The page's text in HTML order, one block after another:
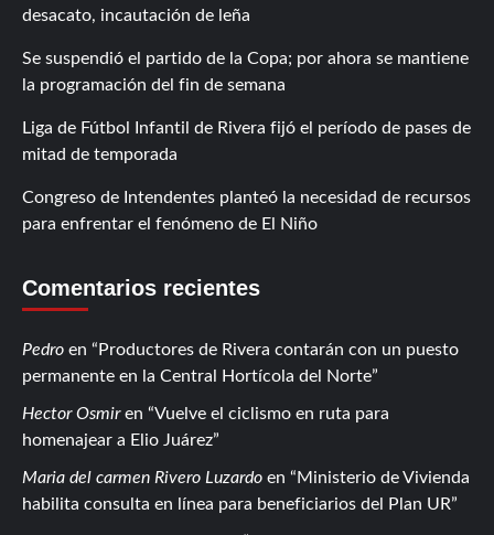
desacato, incautación de leña
Se suspendió el partido de la Copa; por ahora se mantiene
la programación del fin de semana
Liga de Fútbol Infantil de Rivera fijó el período de pases de
mitad de temporada
Congreso de Intendentes planteó la necesidad de recursos
para enfrentar el fenómeno de El Niño
Comentarios recientes
Pedro en
Productores de Rivera contarán con un puesto
permanente en la Central Hortícola del Norte
Hector Osmiren
Vuelve el ciclismo en ruta para
homenajear a Elio Juárez
Maria del carmen Rivero Luzardo en
Ministerio de Vivienda
habilita consulta en línea para beneficiarios del Plan UR